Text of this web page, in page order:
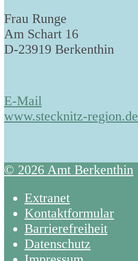
Frau Runge
Am Schart 16
D-23919 Berkenthin
E-Mail
www.stecknitz-region.de
© 2026 Amt Berkenthin
Extranet
Kontaktformular
Barrierefreiheit
Datenschutz